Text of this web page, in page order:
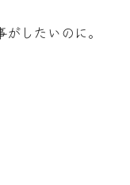
したいのに。